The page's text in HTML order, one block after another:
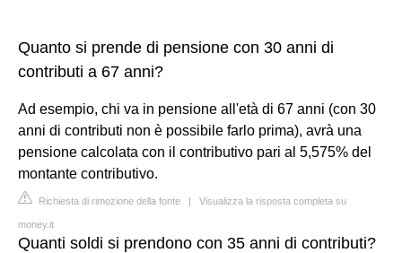
Quanto si prende di pensione con 30 anni di
contributi a 67 anni?
Ad esempio, chi va in pensione all'età di 67 anni (con 30
anni di contributi non è possibile farlo prima), avrà una
pensione calcolata con il contributivo pari al 5,575% del
montante contributivo.
Richiesta di rimozione della fonte | Visualizza la risposta completa su
money.it
Quanti soldi si prendono con 35 anni di contributi?